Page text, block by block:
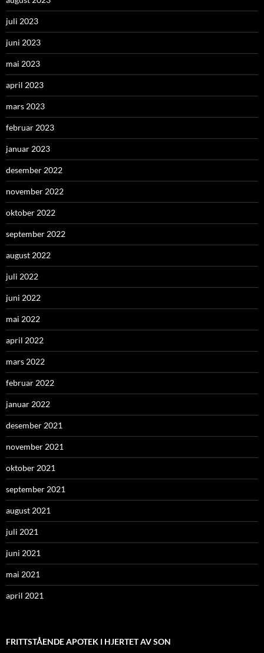
juli 2023
juni 2023
mai 2023
april 2023
mars 2023
februar 2023
januar 2023
desember 2022
november 2022
oktober 2022
september 2022
august 2022
juli 2022
juni 2022
mai 2022
april 2022
mars 2022
februar 2022
januar 2022
desember 2021
november 2021
oktober 2021
september 2021
august 2021
juli 2021
juni 2021
mai 2021
april 2021
FRITTSTÅENDE APOTEK I HJERTET AV SON